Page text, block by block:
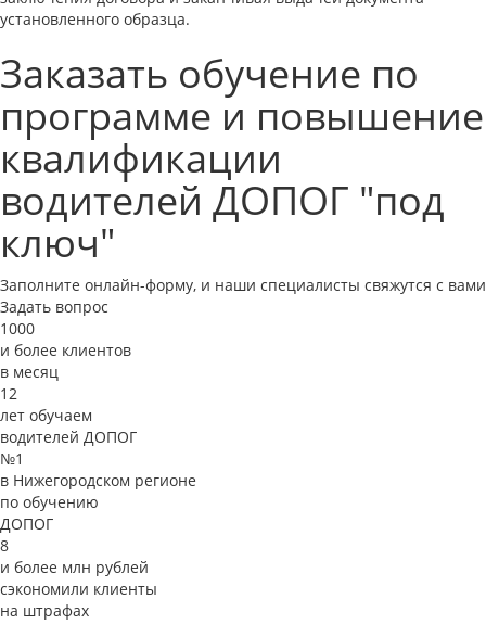
установленного образца.
Заказать обучение по
программе и повышение
квалификации
водителей ДОПОГ "под
ключ"
Заполните онлайн-форму, и наши специалисты свяжутся с вами
Задать вопрос
1000
и более клиентов
в месяц
12
лет обучаем
водителей ДОПОГ
№1
в Нижегородском регионе
по обучению
ДОПОГ
8
и более млн рублей
сэкономили клиенты
на штрафах